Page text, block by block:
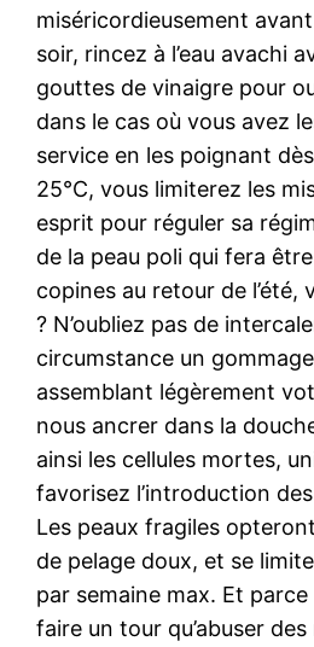
miséricordieusement
soir, rincez à l’eau avachi
gouttes de vinaigre pour
dans le cas où vous avez
service en les poignant
25°C, vous limiterez les
esprit pour réguler sa
de la peau poli qui fera
copines au retour de l’été,
? N’oubliez pas de
circumstance un
assemblant légèrement
nous ancrer dans la
ainsi les cellules mortes,
favorisez l’introduction
Les peaux fragiles
de pelage doux, et se
par semaine max. Et parce
faire un tour qu’abuser